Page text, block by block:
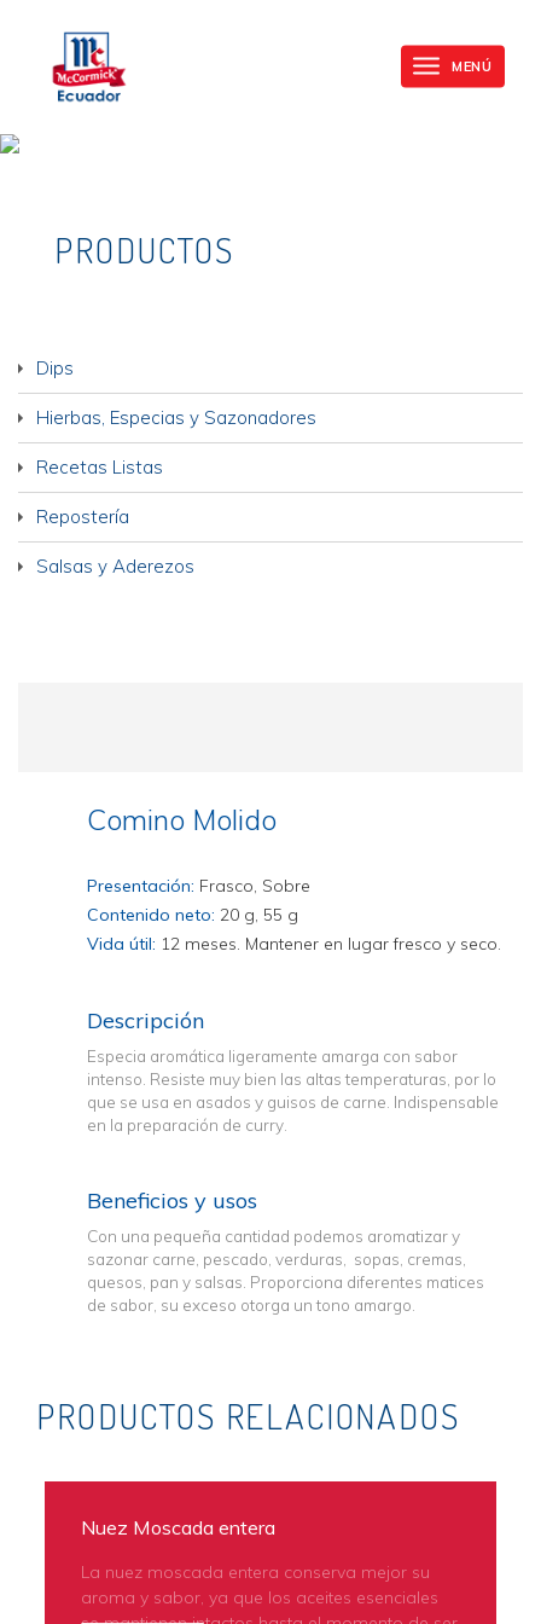
main
content
Toggle
MENÚ
PRODUCTOS
Dips
Hierbas, Especias y Sazonadores
Recetas Listas
Repostería
Salsas y Aderezos
Comino Molido
Presentación: Frasco, Sobre
Contenido neto: 20 g, 55 g
Vida útil: 12 meses. Mantener en lugar fresco y seco.
Descripción
Especia aromática ligeramente amarga con sabor
intenso. Resiste muy bien las altas temperaturas, por lo
que se usa en asados y guisos de carne. Indispensable
en la preparación de curry.
Beneficios y usos
Con una pequeña cantidad podemos aromatizar y
sazonar carne, pescado, verduras, sopas, cremas,
quesos, pan y salsas. Proporciona diferentes matices
de sabor, su exceso otorga un tono amargo.
PRODUCTOS RELACIONADOS
Nuez Moscada entera
La nuez moscada entera conserva mejor su
aroma y sabor, ya que los aceites esenciales